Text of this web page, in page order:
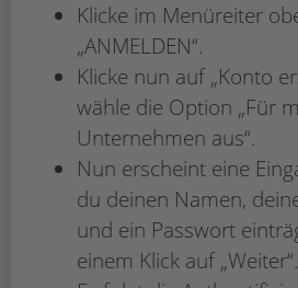
Klicke im Menüreiter
„ANMELDEN“.
Klicke nun auf „Konto
wähle die Option „Für
Unternehmen aus“.
Nun erscheint eine
du deinen Namen,
und ein Passwort
einem Klick auf „Weiter“.